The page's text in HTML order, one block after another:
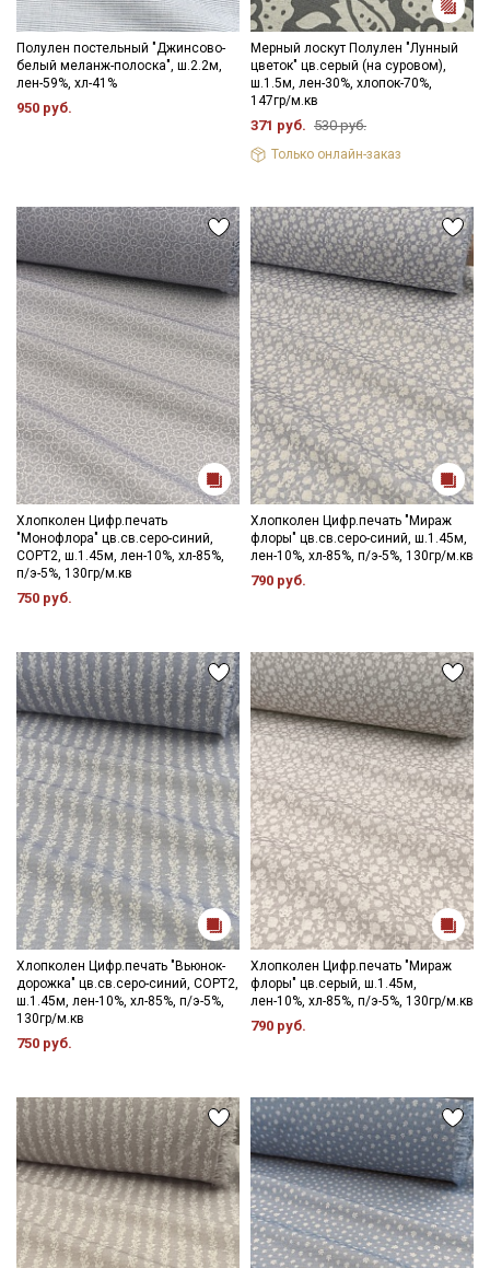
Полулен постельный "Джинсово-
белый меланж-полоска", ш.2.2м,
лен-59%, хл-41%
950 руб.
Мерный лоскут Полулен "Лунный
цветок" цв.серый (на суровом),
ш.1.5м, лен-30%, хлопок-70%,
147гр/м.кв
371 руб. 530 руб.
Только онлайн-заказ
Хлопколен Цифр.печать
"Монофлора" цв.св.серо-синий,
СОРТ2, ш.1.45м, лен-10%, хл-85%,
п/э-5%, 130гр/м.кв
750 руб.
Хлопколен Цифр.печать "Мираж
флоры" цв.св.серо-синий, ш.1.45м,
лен-10%, хл-85%, п/э-5%, 130гр/м.кв
790 руб.
Хлопколен Цифр.печать "Вьюнок-
дорожка" цв.св.серо-синий, СОРТ2,
ш.1.45м, лен-10%, хл-85%, п/э-5%,
130гр/м.кв
750 руб.
Хлопколен Цифр.печать "Мираж
флоры" цв.серый, ш.1.45м,
лен-10%, хл-85%, п/э-5%, 130гр/м.кв
790 руб.